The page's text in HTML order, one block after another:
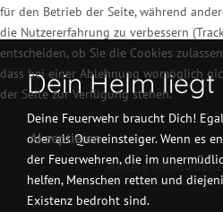
Vorheriger Beitrag:
Zurück
Dein Helm liegt
Deine Feuerwehr braucht Dich!
oder als Quereinsteiger. Wenn es
der Feuerwehren, die im
helfen, Menschen retten und
Existenz bedroht sind.
für den Betrieb der Seite, während
die Nutzererfahrung zu verbessern
entscheiden, ob Sie die Cookies
dass bei einer Ablehnung womöglich
der Seite zur Verfügung stehen.
Akzeptieren
Weitere